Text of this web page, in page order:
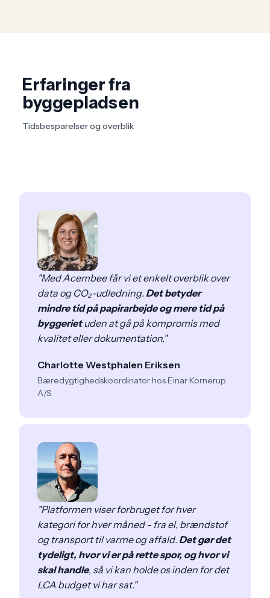
Erfaringer fra
byggepladsen
Tidsbesparelser og overblik
"Med Acembee får vi et enkelt overblik over
data og CO₂-udledning. Det betyder
mindre tid på papirarbejde og mere tid på
byggerietuden at gå på kompromis med
kvalitet eller dokumentation."
Charlotte Westphalen Eriksen
Bæredygtighedskoordinator hos Einar Kornerup
A/S
"Platformen viser forbruget for hver
kategori for hver måned - fra el, brændstof
og transport til varme og affald. Det gør det
tydeligt, hvor vi er på rette spor, og hvor vi
skal handle, så vi kan holde os inden for det
LCA budget vi har sat."